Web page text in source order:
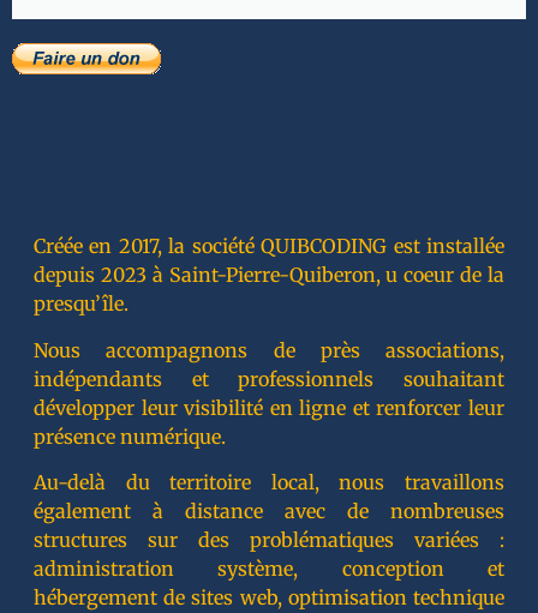
Créée en 2017, la société QUIBCODING est installée
depuis 2023 à Saint-Pierre-Quiberon, u coeur de la
presqu’île.
Nous accompagnons de près associations,
indépendants et professionnels souhaitant
développer leur visibilité en ligne et renforcer leur
présence numérique.
Au-delà du territoire local, nous travaillons
également à distance avec de nombreuses
structures sur des problématiques variées :
administration système, conception et
hébergement de sites web, optimisation technique